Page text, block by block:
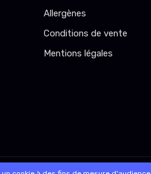
Allergènes
Conditions de vente
Mentions légales
magasin